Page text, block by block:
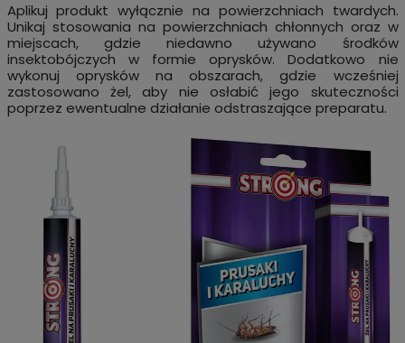
Aplikuj produkt wyłącznie na powierzchniach twardych.
Unikaj stosowania na powierzchniach chłonnych oraz w
miejscach, gdzie niedawno używano środków
insektobójczych w formie oprysków. Dodatkowo nie
wykonuj oprysków na obszarach, gdzie wcześniej
zastosowano żel, aby nie osłabić jego skuteczności
poprzez ewentualne działanie odstraszające preparatu.